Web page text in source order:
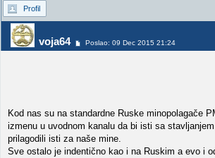
Profil
voja64 Poslao: 09 Dec 2015 21:24
Kod nas su na standardne Ruske minopolagače
izmenu u uvodnom kanalu da bi isti sa
prilagodili isti za naše mine.
Sve ostalo je indentično kao i na Ruskim a evo i